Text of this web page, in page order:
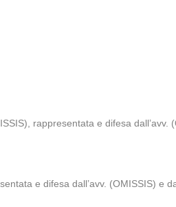
rappresentata e difesa
e difesa dall’avv. (OMISSIS) e